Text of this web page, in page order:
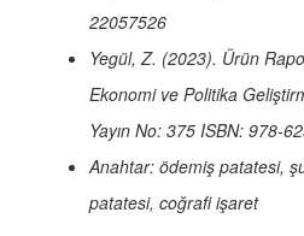
22057526
Yegül, Z. (2023). Ürün
Ekonomi ve Politika
Yayın No: 375 ISBN: 978-
Anahtar: ödemiş patatesi,
patatesi, coğrafi işaret